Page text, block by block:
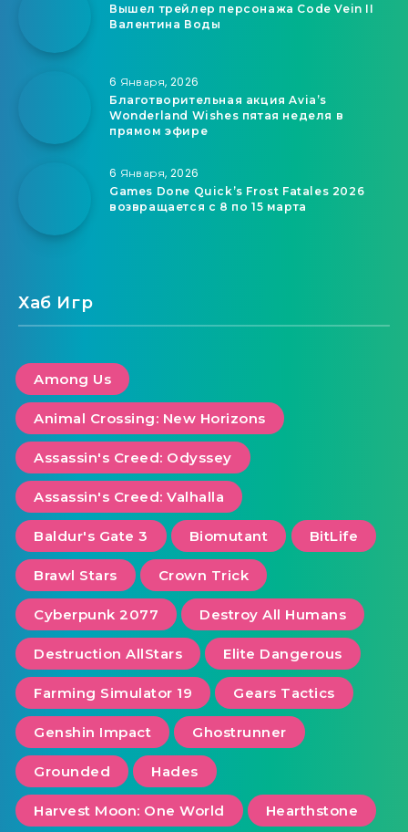
Вышел трейлер персонажа Code Vein II
Валентина Воды
6 Января, 2026
Благотворительная акция Avia’s
Wonderland Wishes пятая неделя в
прямом эфире
6 Января, 2026
Games Done Quick’s Frost Fatales 2026
возвращается с 8 по 15 марта
Хаб Игр
Among Us
Animal Crossing: New Horizons
Assassin's Creed: Odyssey
Assassin's Creed: Valhalla
Baldur's Gate 3 Biomutant BitLife
Brawl Stars Crown Trick
Cyberpunk 2077 Destroy All Humans
Destruction AllStars Elite Dangerous
Farming Simulator 19 Gears Tactics
Genshin Impact Ghostrunner
Grounded Hades
Harvest Moon: One World Hearthstone